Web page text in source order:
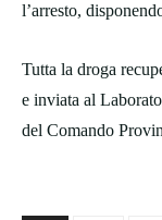
l’arresto,
Tutta la droga
e inviata al
del Comando